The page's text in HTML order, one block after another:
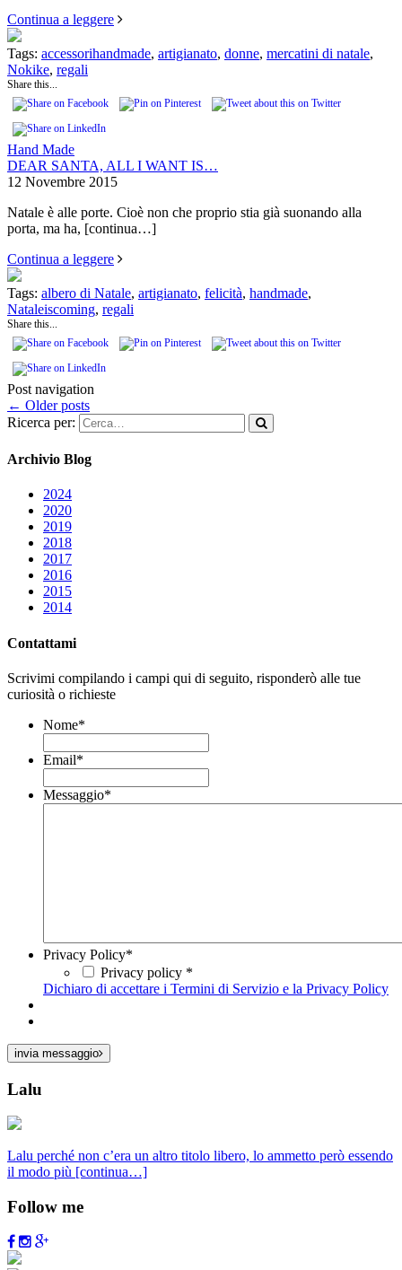
Continua a leggere
Tags: accessorihandmade, artigianato, donne, mercatini di natale,
Nokike, regali
Share this...
Hand Made
DEAR SANTA, ALL I WANT IS…
12 Novembre 2015
Natale è alle porte. Cioè non che proprio stia già suonando alla
porta, ma ha, [continua…]
Continua a leggere
Tags: albero di Natale, artigianato, felicità, handmade,
Nataleiscoming, regali
Share this...
Post navigation
← Older posts
Ricerca per:
Archivio Blog
2024
2020
2019
2018
2017
2016
2015
2014
Contattami
Scrivimi compilando i campi qui di seguito, risponderò alle tue
curiosità o richieste
Nome*
Email*
Messaggio*
Privacy Policy*
Privacy policy *
Dichiaro di accettare i Termini di Servizio e la Privacy Policy
invia messaggio
Lalu
Lalu perché non c’era un altro titolo libero, lo ammetto però essendo
il modo più [continua…]
Follow me